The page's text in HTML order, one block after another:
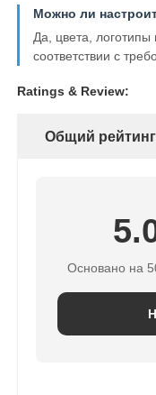
Можно ли
Да, цвета, логотипы
соответствии с
Ratings & Review:
Общий рейтинг
Основано на